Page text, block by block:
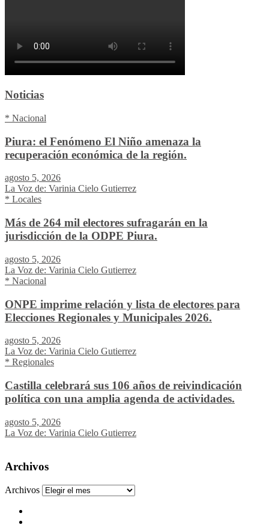
Noticias
* Nacional
Piura: el Fenómeno El Niño amenaza la
recuperación económica de la región.
agosto 5, 2026
La Voz de: Varinia Cielo Gutierrez
* Locales
Más de 264 mil electores sufragarán en la
jurisdicción de la ODPE Piura.
agosto 5, 2026
La Voz de: Varinia Cielo Gutierrez
* Nacional
ONPE imprime relación y lista de electores para
Elecciones Regionales y Municipales 2026.
agosto 5, 2026
La Voz de: Varinia Cielo Gutierrez
* Regionales
Castilla celebrará sus 106 años de reivindicación
política con una amplia agenda de actividades.
agosto 5, 2026
La Voz de: Varinia Cielo Gutierrez
Archivos
Archivos